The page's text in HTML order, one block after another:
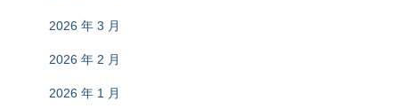
2026 年 3 月
2026 年 2 月
2026 年 1 月